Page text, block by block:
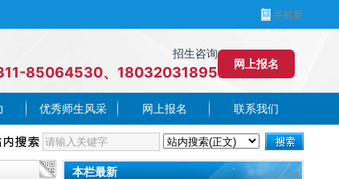
招生咨询
85064530、18032031895
网上报名
优秀师生风采 网上报名 联系我们
本栏最新